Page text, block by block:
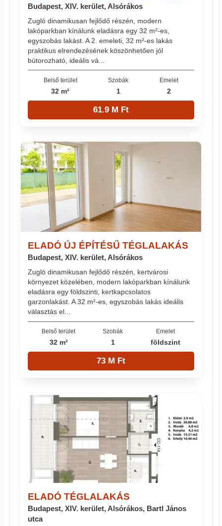
Budapest, XIV. kerület, Alsórákos
Zugló dinamikusan fejlődő részén, modern
lakóparkban kínálunk eladásra egy 32 m²-es,
egyszobás lakást. A 2. emeleti, 32 m²-es lakás
praktikus elrendezésének köszönhetően jól
bútorozható, ideális vá...
Belső terület
32 m²
Szobák
1
Emelet
2
61.9 M Ft
ELADÓ ÚJ ÉPÍTÉSŰ TÉGLALAKÁS
Budapest, XIV. kerület, Alsórákos
Zugló dinamikusan fejlődő részén, kertvárosi
környezet közelében, modern lakóparkban kínálunk
eladásra egy földszinti, kertkapcsolatos
garzonlakást. A 32 m²-es, egyszobás lakás ideális
választás el...
Belső terület
32 m²
Szobák
1
Emelet
földszint
73 M Ft
ELADÓ TÉGLALAKÁS
Budapest, XIV. kerület, Alsórákos, Bartl János
utca